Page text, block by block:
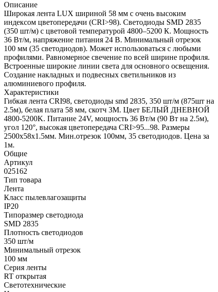
Описание
Широкая лента LUX шириной 58 мм с очень высоким
индексом цветопередачи (CRI>98). Светодиоды SMD 2835
(350 шт/м) с цветовой температурой 4800–5200 К. Мощность
36 Вт/м, напряжение питания 24 В. Минимальный отрезок
100 мм (35 светодиодов). Может использоваться с любыми
профилями. Равномерное свечение по всей ширине профиля.
Встроенные широкие линии света для основного освещения.
Создание накладных и подвесных светильников из
алюминиевого профиля.
Характеристики
Гибкая лента CRI98, светодиоды smd 2835, 350 шт/м (875шт на
2.5м), белая плата 58 мм, скотч 3М. Цвет БЕЛЫЙ ДНЕВНОЙ
4800-5200K. Питание 24V, мощность 36 Вт/м (90 Вт на 2.5м),
угол 120°, высокая цветопередача CRI>95...98. Размеры
2500х58x1.5мм. Мин.отрезок 100мм, 35 светодиодов. Цена за
1м.
Общие
Артикул
025162
Тип товара
Лента
Класс пылевлагозащиты
IP20
Типоразмер светодиода
SMD 2835
Плотность светодиодов
350 шт/м
Минимальный отрезок
100 мм
Серия ленты
RT открытая
Светотехнические